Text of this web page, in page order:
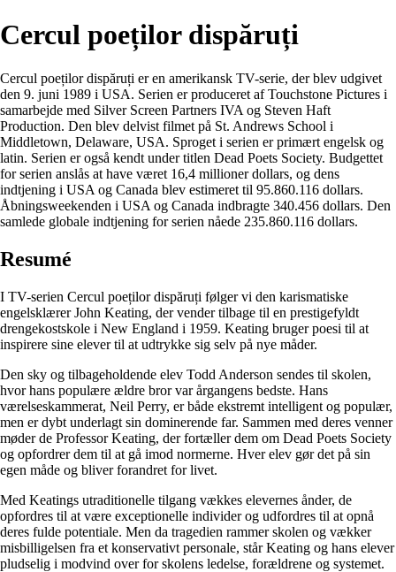
Cercul poeților dispăruți
Cercul poeților dispăruți er en amerikansk TV-serie, der blev udgivet
den 9. juni 1989 i USA. Serien er produceret af Touchstone Pictures i
samarbejde med Silver Screen Partners IVA og Steven Haft
Production. Den blev delvist filmet på St. Andrews School i
Middletown, Delaware, USA. Sproget i serien er primært engelsk og
latin. Serien er også kendt under titlen Dead Poets Society. Budgettet
for serien anslås at have været 16,4 millioner dollars, og dens
indtjening i USA og Canada blev estimeret til 95.860.116 dollars.
Åbningsweekenden i USA og Canada indbragte 340.456 dollars. Den
samlede globale indtjening for serien nåede 235.860.116 dollars.
Resumé
I TV-serien Cercul poeților dispăruți følger vi den karismatiske
engelsklærer John Keating, der vender tilbage til en prestigefyldt
drengekostskole i New England i 1959. Keating bruger poesi til at
inspirere sine elever til at udtrykke sig selv på nye måder.
Den sky og tilbageholdende elev Todd Anderson sendes til skolen,
hvor hans populære ældre bror var årgangens bedste. Hans
værelseskammerat, Neil Perry, er både ekstremt intelligent og populær,
men er dybt underlagt sin dominerende far. Sammen med deres venner
møder de Professor Keating, der fortæller dem om Dead Poets Society
og opfordrer dem til at gå imod normerne. Hver elev gør det på sin
egen måde og bliver forandret for livet.
Med Keatings utraditionelle tilgang vækkes elevernes ånder, de
opfordres til at være exceptionelle individer og udfordres til at opnå
deres fulde potentiale. Men da tragedien rammer skolen og vækker
misbilligelsen fra et konservativt personale, står Keating og hans elever
pludselig i modvind over for skolens ledelse, forældrene og systemet.